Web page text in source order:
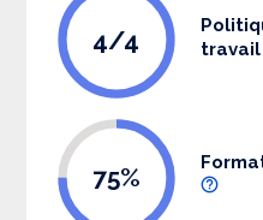
4/4
travail
75%